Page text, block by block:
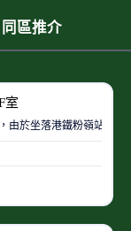
同區推介
室
由於坐落港鐵粉嶺站旁